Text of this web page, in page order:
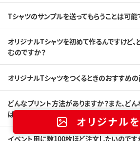
オリジナル
Tシャツのサンプルを送ってもらうことは可能
オリジナルTシャツを初めて作るんですけど
むのですか？
オリジナルTシャツをつくるときのおすすめ
どんなプリント方法がありますか？また、ど
ば良いのか分かりません。
イベント用に数100枚ほど注文したいのです